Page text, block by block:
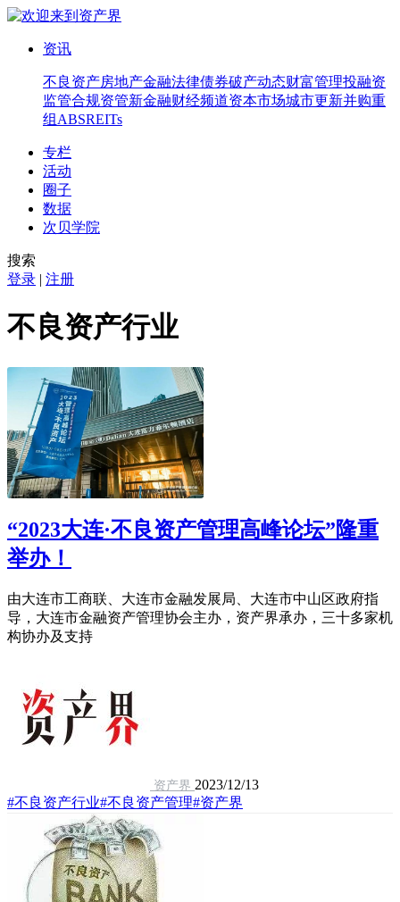
资讯
不良资产房地产金融法律债券破产动态财富管理投融资
监管合规资管新金融财经频道资本市场城市更新并购重
组 ABSREITs
专栏
活动
圈子
数据
次贝学院
搜索
登录 | 注册
不良资产行业
“2023大连·不良资产管理高峰论坛”隆重
举办！
由大连市工商联、大连市金融发展局、大连市中山区政府指
导，大连市金融资产管理协会主办，资产界承办，三十多家机
构协办及支持
资产界 2023/12/13
#不良资产行业#不良资产管理#资产界